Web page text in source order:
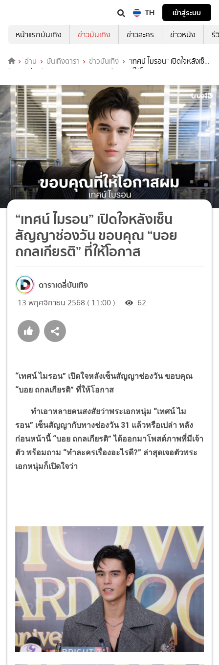
TH
เข้าสู่ระบบ
หน้าแรกบันเทิง
ข่าวบันเทิง ข่าวละคร ข่าวหนัง รี
อ่าน บันเทิงดารา ข่าวบันเทิง
“เทศน์ ไมรอน” เปิดใจหลังเซ็น
สัญญาช่องวัน ขอบคุณ “บอย ถกลเกียรติ” ที่ให้โอกาส
“เทศน์ ไมรอน” เปิดใจหลังเซ็น
สัญญาช่องวัน ขอบคุณ “บอย
ถกลเกียรติ” ที่ให้โอกาส
ดาราเดลี่บันเทิง
13 พฤศจิกายน 2568 ( 11:00 ) 62
“เทศน์ ไมรอน” เปิดใจหลังเซ็นสัญญาช่องวัน ขอบคุณ
“บอย ถกลเกียรติ” ที่ให้โอกาส
ทำเอาหลายคนสงสัยว่าพระเอกหนุ่ม “เทศน์ ไม
รอน” เซ็นสัญญากับทางช่องวัน 31 แล้วหรือเปล่า หลัง
ก่อนหน้านี้ “บอย ถกลเกียรติ”ได้ออกมาโพสต์ภาพที่มีเจ้า
ตัว พร้อมถาม “ทำละครเรื่องอะไรดี?” ล่าสุดเจอตัวพระ
เอกหนุ่มก็เปิดใจว่า